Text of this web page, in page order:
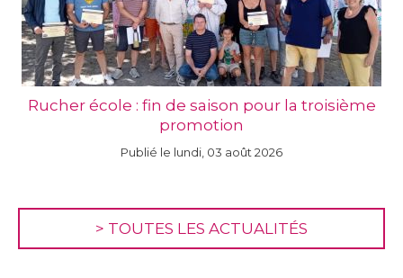
Rucher école : fin de saison pour la troisième
promotion
Publié le lundi, 03 août 2026
> TOUTES LES ACTUALITÉS